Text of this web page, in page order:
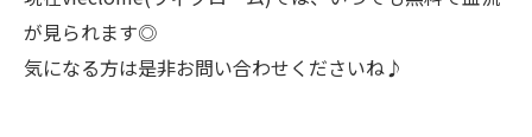
が見られます◎
気になる方は是非お問い合わせくださいね♪